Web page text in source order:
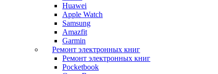
Huawei
Apple Watch
Samsung
Amazfit
Garmin
Ремонт электронных книг
Ремонт электронных книг
Pocketbook